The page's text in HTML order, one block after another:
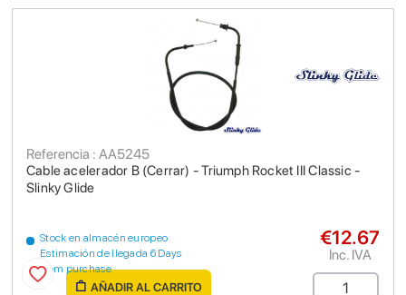
Cable acelerador B (Cerrar) - Triumph Rocket III Classic -
Slinky Glide
Referencia : AA5245
Stock en almacén europeo
Estimación de llegada 6 Days
from purchase
€12.67
Inc. IVA
AÑADIR AL CARRITO